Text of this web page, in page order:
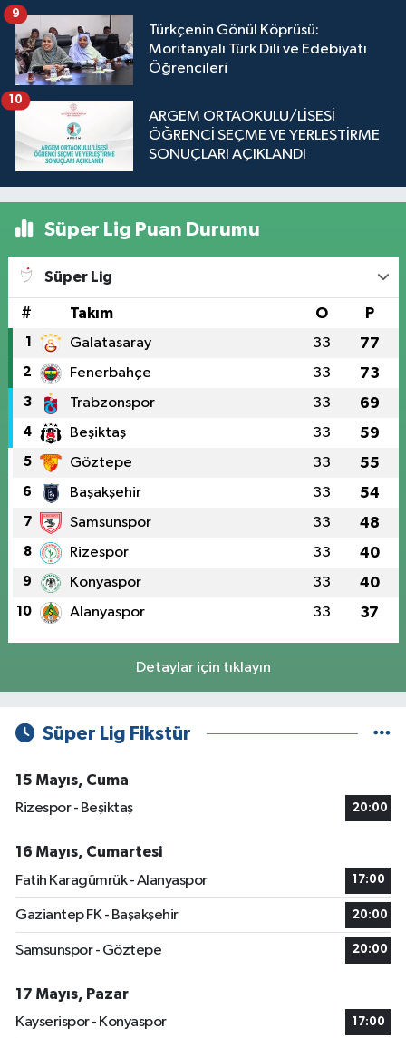
Türkçenin Gönül Köprüsü:
Moritanyalı Türk Dili ve Edebiyatı
Öğrencileri
9
ARGEM ORTAOKULU/LİSESİ
ÖĞRENCİ SEÇME VE YERLEŞTİRME
SONUÇLARI AÇIKLANDI
10
Süper Lig Puan Durumu
Süper Lig
# Takım O P
1 Galatasaray 33 77
2 Fenerbahçe 33 73
3 Trabzonspor 33 69
4 Beşiktaş 33 59
5 Göztepe 33 55
6 Başakşehir 33 54
7 Samsunspor 33 48
8 Rizespor 33 40
9 Konyaspor 33 40
10 Alanyaspor 33 37
Detaylar için tıklayın
Süper Lig Fikstür
15 Mayıs, Cuma
Rizespor - Beşiktaş
20:00
16 Mayıs, Cumartesi
Fatih Karagümrük - Alanyaspor
17:00
Gaziantep FK - Başakşehir 20:00
Samsunspor - Göztepe 20:00
17 Mayıs, Pazar
Kayserispor - Konyaspor
17:00